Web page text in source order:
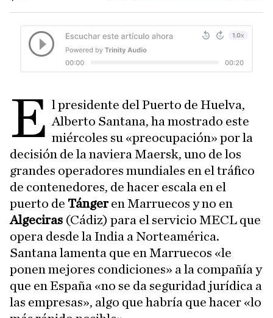
E l presidente del Puerto de Huelva,
Alberto Santana, ha mostrado este
miércoles su «preocupación» por la
decisión de la naviera Maersk, uno de los
grandes operadores mundiales en el tráfico
de contenedores, de hacer escala en el
puerto de Tángeren Marruecos y no en
Algeciras (Cádiz) para el servicio MECL que
opera desde la India a Norteamérica.
Santana lamenta que en Marruecos «le
ponen mejores condiciones» a la compañía y
que en España «no se da seguridad jurídica a
las empresas», algo que habría que hacer «lo